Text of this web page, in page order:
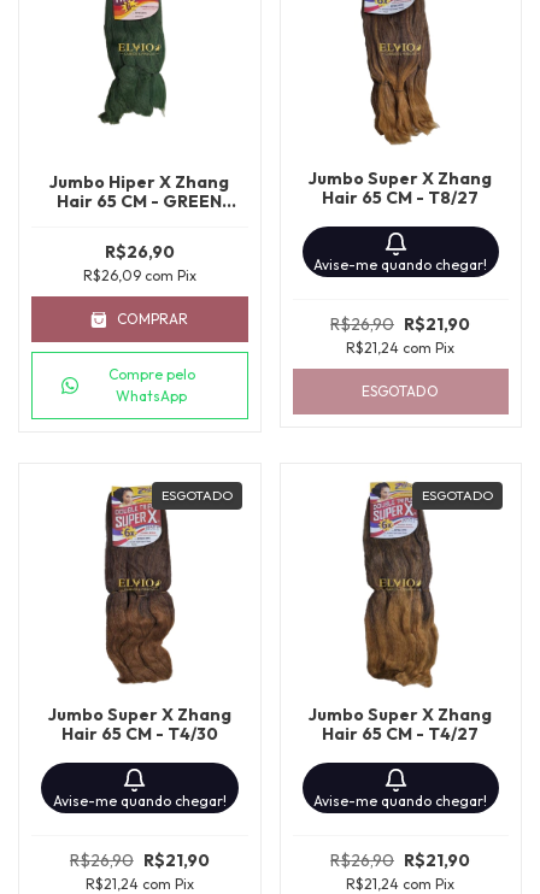
Jumbo Hiper X Zhang
Hair 65 CM - GREEN
R$26,90
R$26,09 com Pix
COMPRAR
Compre pelo
WhatsApp
Jumbo Super X Zhang
Hair 65 CM - T8/27
Avise-me quando chegar!
R$26,90 R$21,90
R$21,24 com Pix
ESGOTADO
ESGOTADO
Jumbo Super X Zhang
Hair 65 CM - T4/30
Avise-me quando chegar!
R$26,90 R$21,90
R$21,24 com Pix
ESGOTADO
Jumbo Super X Zhang
Hair 65 CM - T4/27
Avise-me quando chegar!
R$26,90 R$21,90
R$21,24 com Pix